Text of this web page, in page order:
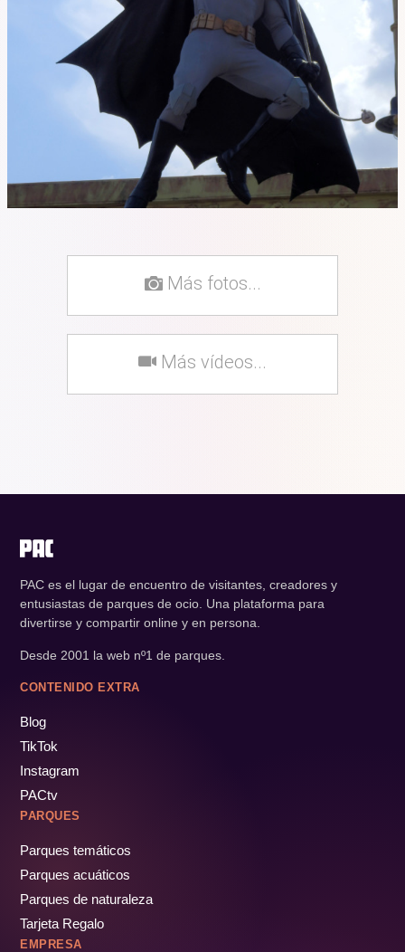
Más fotos...
Más vídeos...
PAC es el lugar de encuentro de visitantes, creadores y
entusiastas de parques de ocio. Una plataforma para
divertirse y compartir online y en persona.
Desde 2001 la web nº1 de parques.
CONTENIDO EXTRA
Blog
TikTok
Instagram
PACtv
PARQUES
Parques temáticos
Parques acuáticos
Parques de naturaleza
Tarjeta Regalo
EMPRESA